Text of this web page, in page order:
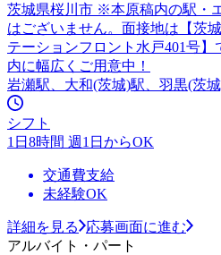
茨城県桜川市 ※本原稿内の駅・
はございません。面接地は【茨
テーションフロント水戸401号
内に幅広くご用意中！
岩瀬駅、大和(茨城)駅、羽黒(茨
シフト
1日8時間 週1日からOK
交通費支給
未経験OK
詳細を見る
応募画面に進む
アルバイト・パート